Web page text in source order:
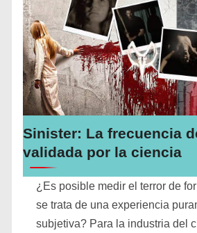
Sinister: La frecuencia
validada por la ciencia
¿Es posible medir el terror de
se trata de una experiencia
subjetiva? Para la industria del